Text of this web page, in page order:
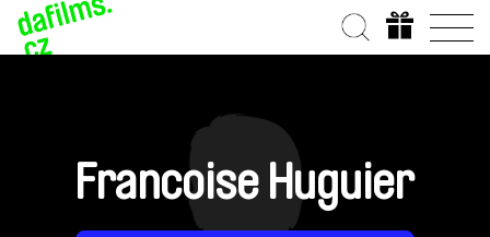
Francoise Huguier